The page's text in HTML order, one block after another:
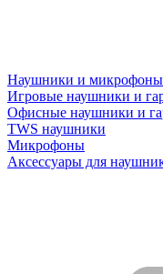
Наушники и микрофоны
Игровые наушники и
Офисные наушники и
TWS наушники
Микрофоны
Аксессуары для